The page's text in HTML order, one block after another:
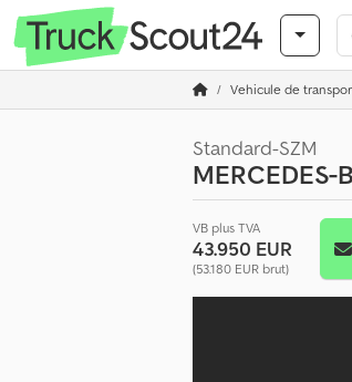
Vehicule de
Standard-SZM
MERCEDES-
VB plus TVA
43.950 EUR
(53.180 EUR brut)